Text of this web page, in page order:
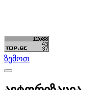
ზემოთ